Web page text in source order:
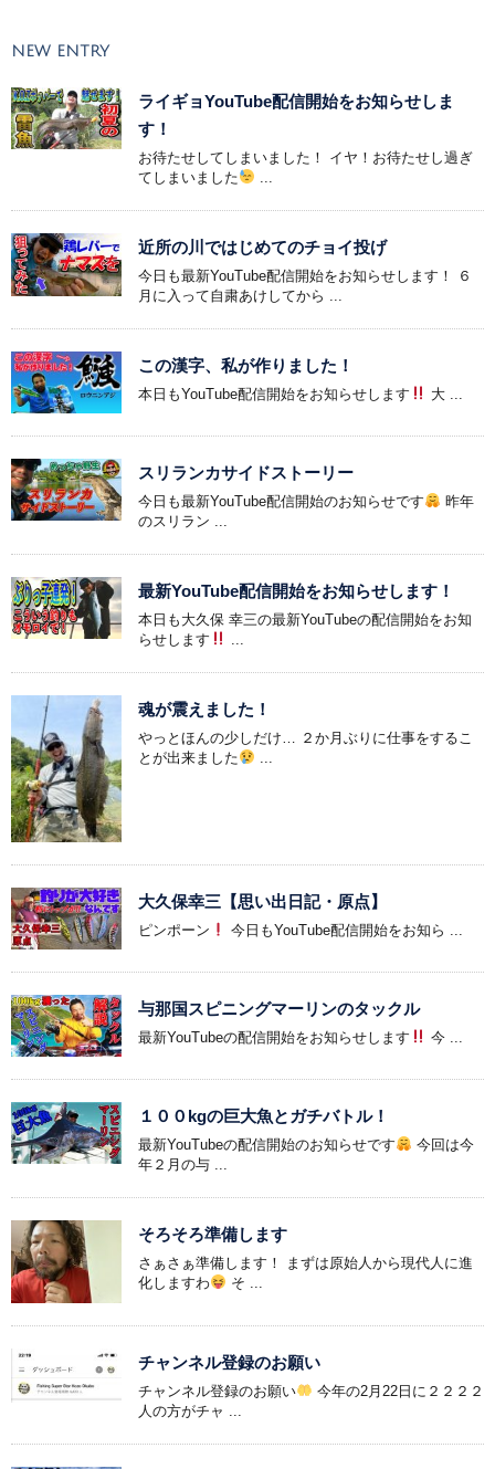
NEW ENTRY
ライギョYouTube配信開始をお知らせしま
す！
お待たせしてしまいました！ イヤ！お待たせし過ぎ
てしまいました
近所の川ではじめてのチョイ投げ
今日も最新YouTube配信開始をお知らせします！ ６
月に入って自粛あけしてから ...
この漢字、私が作りました！
本日もYouTube配信開始をお知らせします 大 ...
スリランカサイドストーリー
今日も最新YouTube配信開始のお知らせです
昨年
のスリラン ...
最新YouTube配信開始をお知らせします！
本日も大久保 幸三の最新YouTubeの配信開始をお知
らせします
魂が震えました！
やっとほんの少しだけ… ２か月ぶりに仕事をするこ
とが出来ました
大久保幸三【思い出日記・原点】
ピンポーン 今日もYouTube配信開始をお知ら ...
与那国スピニングマーリンのタックル
最新YouTubeの配信開始をお知らせします 今 ...
１００kgの巨大魚とガチバトル！
最新YouTubeの配信開始のお知らせです
今回は今
年２月の与 ...
そろそろ準備します
さぁさぁ準備します！ まずは原始人から現代人に進
化しますわ
そ ...
チャンネル登録のお願い
チャンネル登録のお願い
今年の2月22日に２２２２
人の方がチャ ...